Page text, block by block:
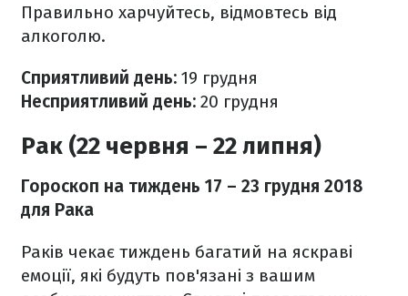
Правильно харчуйтесь, відмовтесь від
алкоголю.
Сприятливий день: 19 грудня
Несприятливий день: 20 грудня
Рак (22 червня – 22 липня)
Гороскоп на тиждень 17 – 23 грудня 2018
для Рака
Раків чекає тиждень багатий на яскраві
емоції, які будуть пов'язані з вашим